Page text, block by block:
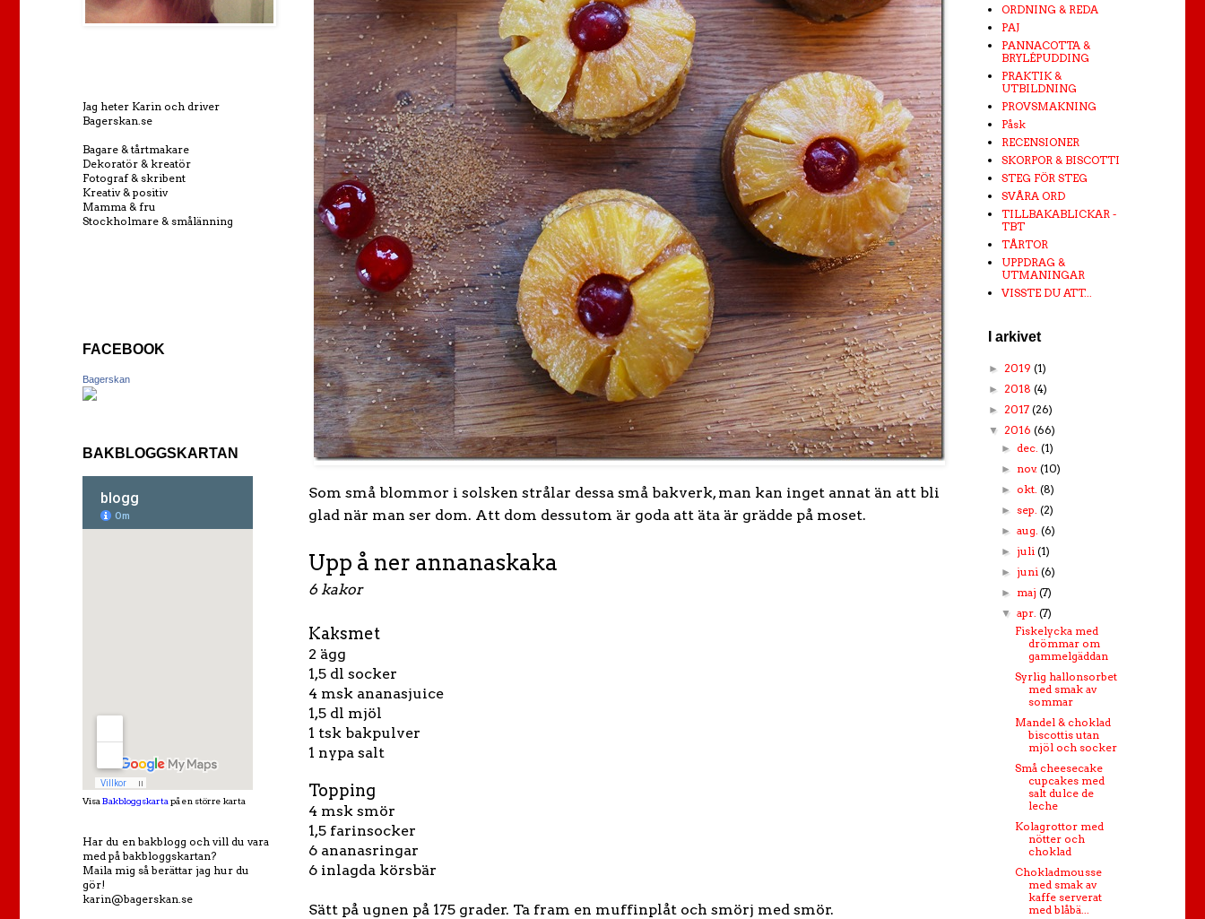
Som små blommor i solsken strålar dessa små bakverk, man kan inget annat än att bli
glad när man ser dom. Att dom dessutom är goda att äta är grädde på moset.
Upp å ner annanaskaka
6 kakor
Kaksmet
2 ägg
1,5 dl socker
4 msk ananasjuice
1,5 dl mjöl
1 tsk bakpulver
1 nypa salt
Topping
4 msk smör
1,5 farinsocker
6 ananasringar
6 inlagda körsbär
Sätt på ugnen på 175 grader. Ta fram en muffinplåt och smörj med smör.
Jag heter Karin och driver
Bagerskan.se
Bagare & tårtmakare
Dekoratör & kreatör
Fotograf & skribent
Kreativ & positiv
Mamma & fru
Stockholmare & smålänning
FACEBOOK
Bagerskan
BAKBLOGGSKARTAN
Visa Bakbloggskarta på en större karta
Har du en bakblogg och vill du vara
med på bakbloggskartan?
Maila mig så berättar jag hur du
gör!
karin@bagerskan.se
ORDNING & REDA
PAJ
PANNACOTTA &
BRYLÉPUDDING
PRAKTIK &
UTBILDNING
PROVSMAKNING
Påsk
RECENSIONER
SKORPOR & BISCOTTI
STEG FÖR STEG
SVÅRA ORD
TILLBAKABLICKAR -
TBT
TÅRTOR
UPPDRAG &
UTMANINGAR
VISSTE DU ATT...
I arkivet
► 2019 (1)
► 2018 (4)
► 2017 (26)
▼ 2016 (66)
► dec.(1)
► nov.(10)
► okt.(8)
►sep.(2)
►aug.(6)
► juli(1)
► juni(6)
► maj(7)
▼apr.(7)
Fiskelycka med
drömmar om
gammelgäddan
Syrlig hallonsorbet
med smak av
sommar
Mandel & choklad
biscottis utan
mjöl och socker
Små cheesecake
cupcakes med
salt dulce de
leche
Kolagrottor med
nötter och
choklad
Chokladmousse
med smak av
kaffe serverat
med blåbä...